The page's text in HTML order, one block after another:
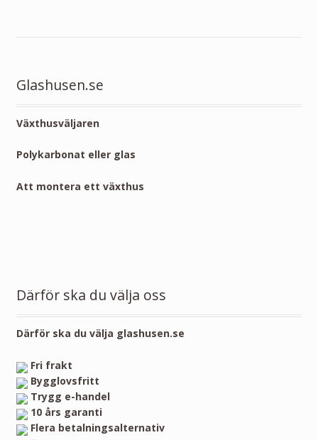
76,000.00
Glashusen.se
Växthusväljaren
Polykarbonat eller glas
Att montera ett växthus
Därför ska du välja oss
Därför ska du välja glashusen.se
Fri frakt
Bygglovsfritt
Trygg e-handel
10 års garanti
Flera betalningsalternativ